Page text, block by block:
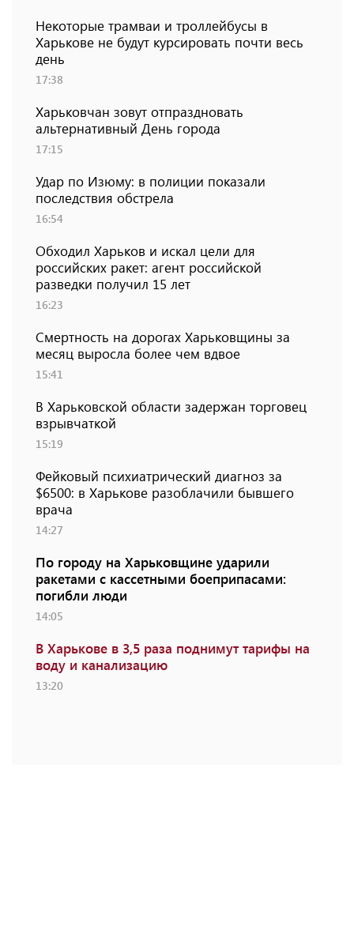
Некоторые трамваи и троллейбусы в
Харькове не будут курсировать почти весь
день
17:38
Харьковчан зовут отпраздновать
альтернативный День города
17:15
Удар по Изюму: в полиции показали
последствия обстрела
16:54
Обходил Харьков и искал цели для
российских ракет: агент российской
разведки получил 15 лет
16:23
Смертность на дорогах Харьковщины за
месяц выросла более чем вдвое
15:41
В Харьковской области задержан торговец
взрывчаткой
15:19
Фейковый психиатрический диагноз за
$6500: в Харькове разоблачили бывшего
врача
14:27
По городу на Харьковщине ударили
ракетами с кассетными боеприпасами:
погибли люди
14:05
В Харькове в 3,5 раза поднимут тарифы на
воду и канализацию
13:20